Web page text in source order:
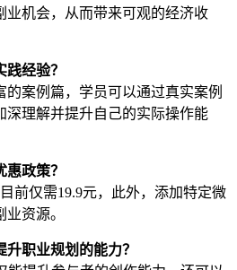
业机会，从而带来可观的经济收
经验？
的案例篇，学员可以通过真实案例
深理解并提升自己的实际操作能
政策？
前仅需19.9元，此外，添加特定微
资源。
职业规划的能力？